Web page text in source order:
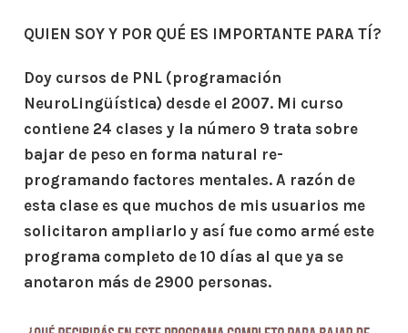
QUIEN SOY Y POR QUÉ ES IMPORTANTE PARA TÍ?
Doy cursos de PNL (programación
NeuroLingüística) desde el 2007. Mi curso
contiene 24 clases y la número 9 trata sobre
bajar de peso en forma natural re-
programando factores mentales. A razón de
esta clase es que muchos de mis usuarios me
solicitaron ampliarlo y así fue como armé este
programa completo de 10 días al que ya se
anotaron más de 2900 personas.